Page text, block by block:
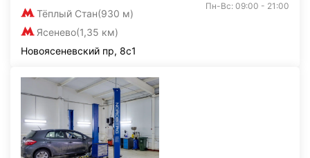
Тёплый Стан(930 м)
Ясенево(1,35 км)
Пн-Вс: 09:00 - 21:00
Новоясеневский пр, 8с1